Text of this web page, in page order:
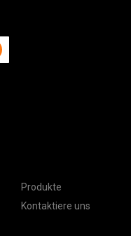
Produkte
Kontaktiere uns